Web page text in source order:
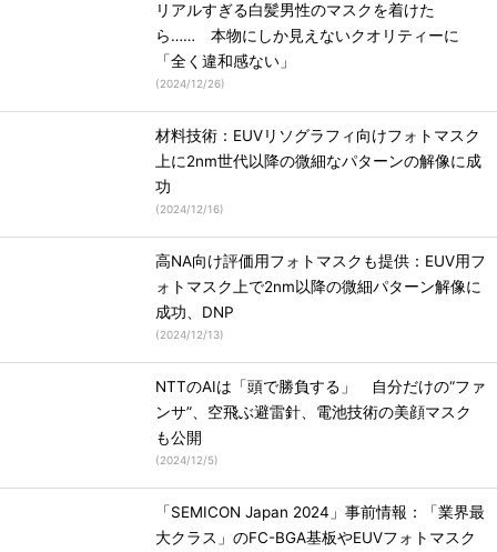
リアルすぎる白髪男性のマスクを着けた
ら…… 本物にしか見えないクオリティーに
「全く違和感ない」
(2024/12/26)
材料技術：EUVリソグラフィ向けフォトマスク
上に2nm世代以降の微細なパターンの解像に成
功
(2024/12/16)
高NA向け評価用フォトマスクも提供：EUV用フ
ォトマスク上で2nm以降の微細パターン解像に
成功、DNP
(2024/12/13)
NTTのAIは「頭で勝負する」 自分だけの“ファ
ンサ”、空飛ぶ避雷針、電池技術の美顔マスク
も公開
(2024/12/5)
「SEMICON Japan 2024」事前情報：「業界最
大クラス」のFC-BGA基板やEUVフォトマスク